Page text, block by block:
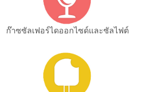
ก๊าซซัลเฟอร์ไดออกไซด์และซัลไฟต์